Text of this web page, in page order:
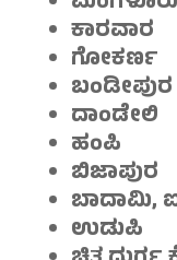
ಕಾರವಾರ
ಗೋಕರ್ಣ
ದಾಂಡೇಲಿ
ಹಂಪಿ
ಬಿಜಾಪುರ
ಬಾದಾಮಿ,
ಉಡುಪಿ